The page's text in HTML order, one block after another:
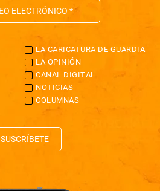
LA CARICATURA DE GUARDIA
LA OPINIÓN
CANAL DIGITAL
NOTICIAS
COLUMNAS
SUSCRÍBETE